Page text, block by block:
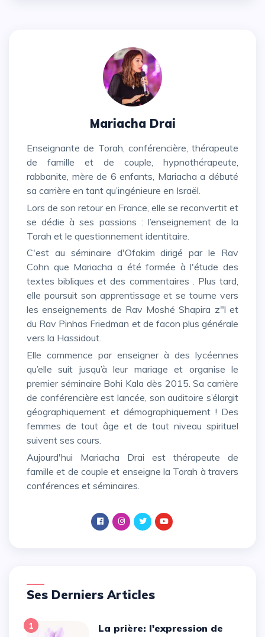
Mariacha Drai
Enseignante de Torah, conférencière, thérapeute
de famille et de couple, hypnothérapeute,
rabbanite, mère de 6 enfants, Mariacha a débuté
sa carrière en tant qu’ingénieure en Israël.
Lors de son retour en France, elle se reconvertit et
se dédie à ses passions : l’enseignement de la
Torah et le questionnement identitaire.
C'est au séminaire d'Ofakim dirigé par le Rav
Cohn que Mariacha a été formée à l'étude des
textes bibliques et des commentaires . Plus tard,
elle poursuit son apprentissage et se tourne vers
les enseignements de Rav Moshé Shapira z"l et
du Rav Pinhas Friedman et de facon plus générale
vers la Hassidout.
Elle commence par enseigner à des lycéennes
qu’elle suit jusqu’à leur mariage et organise le
premier séminaire Bohi Kala dès 2015. Sa carrière
de conférencière est lancée, son auditoire s’élargit
géographiquement et démographiquement ! Des
femmes de tout âge et de tout niveau spirituel
suivent ses cours.
Aujourd'hui Mariacha Drai est thérapeute de
famille et de couple et enseigne la Torah à travers
conférences et séminaires.
Ses Derniers Articles
1
La prière: l'expression de